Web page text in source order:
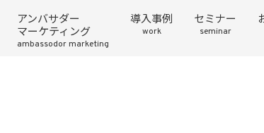
アンバサダー
マーケティング
ambassodor marketing
導入事例
work
セミナー
seminar